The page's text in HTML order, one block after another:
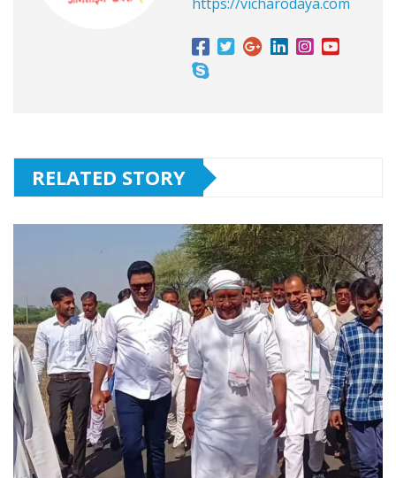
https://vicharodaya.com
RELATED STORY